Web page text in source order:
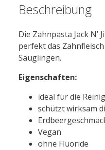
Beschreibung
Die Zahnpasta Jack
perfekt das
Säuglingen.
Eigenschaften:
ideal für die
schützt wirksam
Vegan
ohne Fluoride